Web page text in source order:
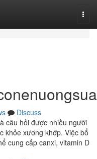
Discuss
câu hỏi được nhiều người
khỏe xương khớp. Việc bổ
cung cấp canxi, vitamin D